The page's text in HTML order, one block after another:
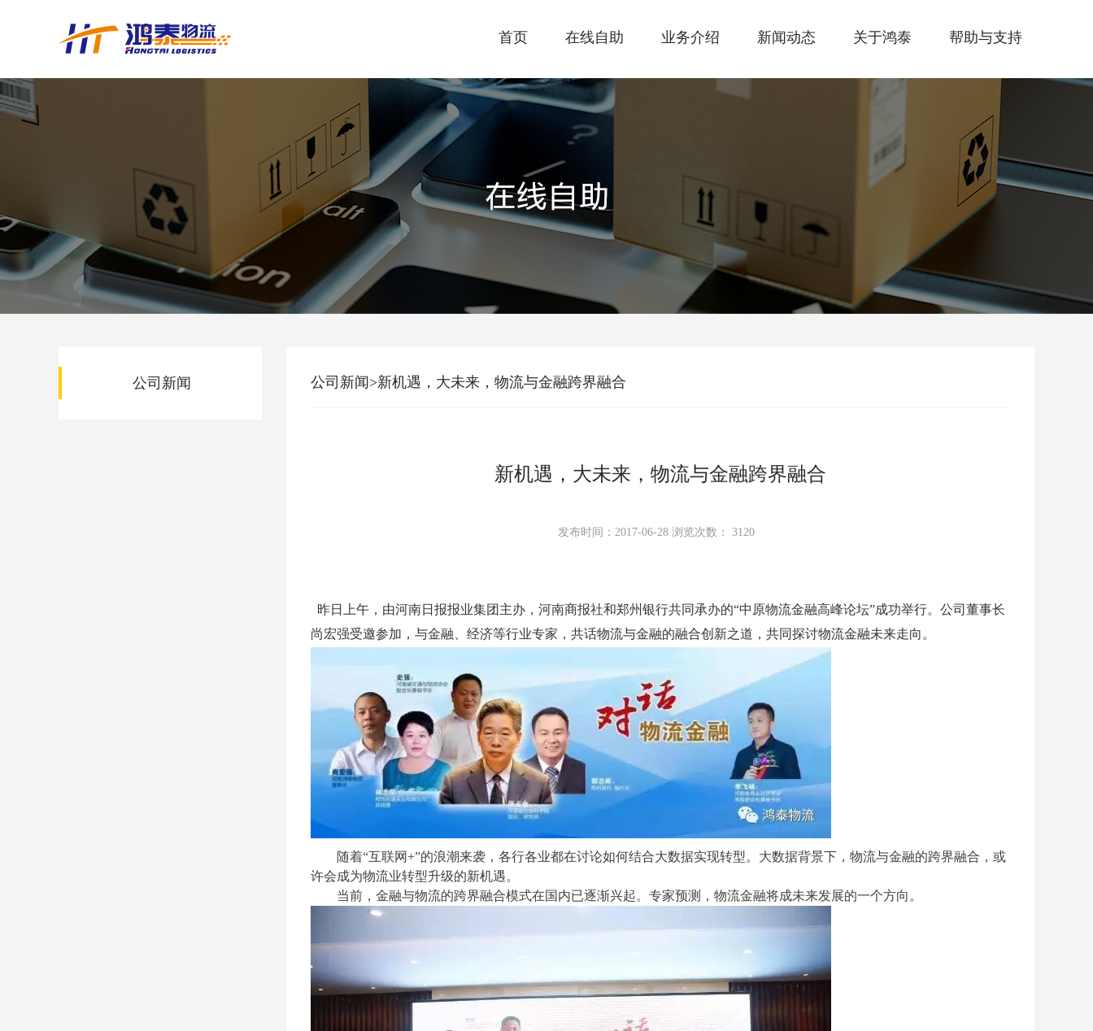
首页 在线自助 业务介绍 新闻动态 关于鸿泰 帮助与支持
公司新闻 公司新闻>新机遇，大未来，物流与金融跨界融合
新机遇，大未来，物流与金融跨界融合
发布时间：2017-06-28 浏览次数： 3120
昨日上午，由河南日报报业集团主办，河南商报社和郑州银行共同承办的“中原物流金融高峰论坛”成功举行。公司董事长
尚宏强受邀参加，与金融、经济等行业专家，共话物流与金融的融合创新之道，共同探讨物流金融未来走向。
随着“互联网+”的浪潮来袭，各行各业都在讨论如何结合大数据实现转型。大数据背景下，物流与金融的跨界融合，或
许会成为物流业转型升级的新机遇。
当前，金融与物流的跨界融合模式在国内已逐渐兴起。专家预测，物流金融将成未来发展的一个方向。